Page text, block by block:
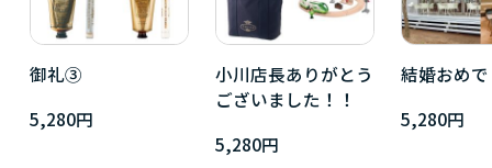
御礼③
5,280円
小川店長ありがとう
ございました！！
5,280円
結婚おめ
5,280円